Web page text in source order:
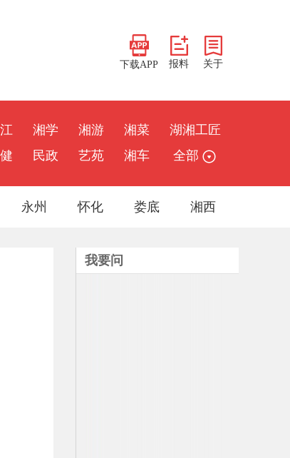
下载APP 报料 关于
湘学 湘游 湘菜
湖湘工匠
民政 艺苑 湘车 全部
永州 怀化 娄底 湘西
我要问